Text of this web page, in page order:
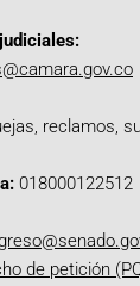
reclamos,
018000122512
de petición